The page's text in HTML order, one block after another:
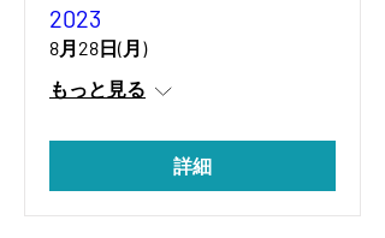
2023
8月28日(月)
もっと見る
詳細